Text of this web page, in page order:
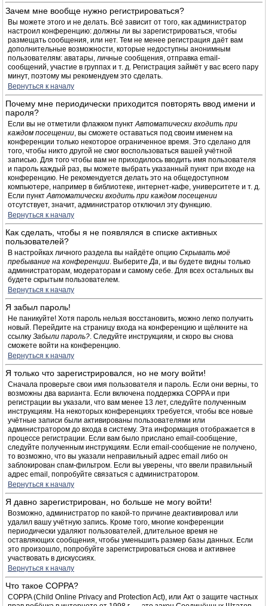
Зачем мне вообще нужно регистрироваться?
Вы можете этого и не делать. Всё зависит от того, как администратор
настроил конференцию: должны ли вы зарегистрироваться, чтобы
размещать сообщения, или нет. Тем не менее регистрация даёт вам
дополнительные возможности, которые недоступны анонимным
пользователям: аватары, личные сообщения, отправка email-
сообщений, участие в группах и т. д. Регистрация займёт у вас всего пару
минут, поэтому мы рекомендуем это сделать.
Вернуться к началу
Почему мне периодически приходится повторять ввод имени и
пароля?
Если вы не отметили флажком пунктАвтоматически входить при
каждом посещении, вы сможете оставаться под своим именем на
конференции только некоторое ограниченное время. Это сделано для
того, чтобы никто другой не смог воспользоваться вашей учётной
записью. Для того чтобы вам не приходилось вводить имя пользователя
и пароль каждый раз, вы можете выбрать указанный пункт при входе на
конференцию. Не рекомендуется делать это на общедоступном
компьютере, например в библиотеке, интернет-кафе, университете и т. д.
Если пунктАвтоматически входить при каждом посещении
отсутствует, значит, администратор отключил эту функцию.
Вернуться к началу
Как сделать, чтобы я не появлялся в списке активных
пользователей?
В настройках личного раздела вы найдёте опцию Скрывать моё
пребывание на конференции. ВыберитеДа, и вы будете видны только
администраторам, модераторам и самому себе. Для всех остальных вы
будете скрытым пользователем.
Вернуться к началу
Я забыл пароль!
Не паникуйте! Хотя пароль нельзя восстановить, можно легко получить
новый. Перейдите на страницу входа на конференцию и щёлкните на
ссылку Забыли пароль?. Следуйте инструкциям, и скоро вы снова
сможете войти на конференцию.
Вернуться к началу
Я только что зарегистрировался, но не могу войти!
Сначала проверьте свои имя пользователя и пароль. Если они верны, то
возможны два варианта. Если включена поддержка COPPA и при
регистрации вы указали, что вам менее 13 лет, следуйте полученным
инструкциям. На некоторых конференциях требуется, чтобы все новые
учётные записи были активированы пользователями или
администратором до входа в систему. Эта информация отображается в
процессе регистрации. Если вам было прислано email-сообщение,
следуйте полученным инструкциям. Если email-сообщение не получено,
то возможно, что вы указали неправильный адрес email либо он
заблокирован спам-фильтром. Если вы уверены, что ввели правильный
адрес email, попробуйте связаться с администратором.
Вернуться к началу
Я давно зарегистрирован, но больше не могу войти!
Возможно, администратор по какой-то причине деактивировал или
удалил вашу учётную запись. Кроме того, многие конференции
периодически удаляют пользователей, длительное время не
оставляющих сообщения, чтобы уменьшить размер базы данных. Если
это произошло, попробуйте зарегистрироваться снова и активнее
участвовать в дискуссиях.
Вернуться к началу
Что такое COPPA?
COPPA (Child Online Privacy and Protection Act), или Акт о защите частных